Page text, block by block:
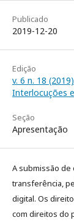
Publicado
2019-12-20
Edição
v. 6 n. 18
Interlocuções
Seção
Apresentação
A submissão de
transferência,
digital. Os
com direitos do